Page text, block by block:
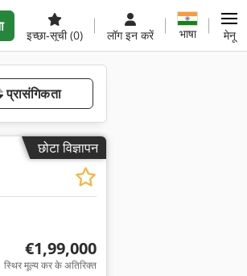
इच्छा-सूची(0) लॉग इन करें भाषा मेनू
प्रासंगिकता
छोटा विज्ञापन
€1,99,000
स्थिर मूल्य कर के अतिरिक्त